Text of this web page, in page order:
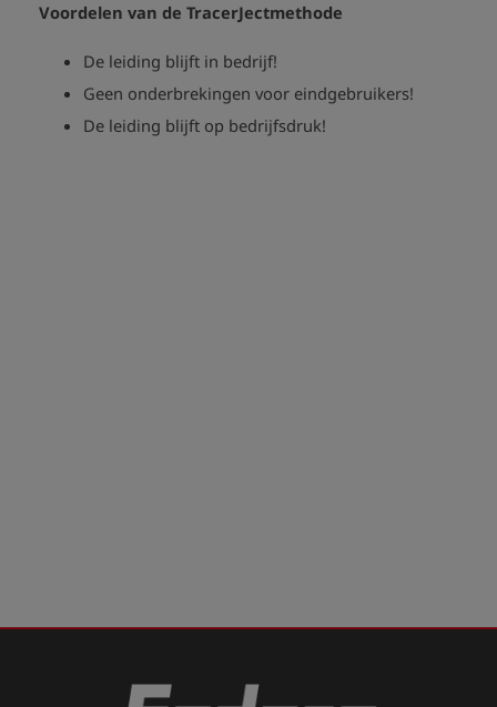
Voordelen van de TracerJectmethode
De leiding blijft in bedrijf!
Geen onderbrekingen voor eindgebruikers!
De leiding blijft op bedrijfsdruk!